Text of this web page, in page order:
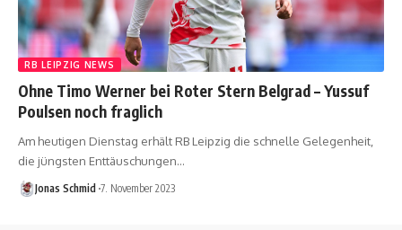
RB LEIPZIG NEWS
Ohne Timo Werner bei Roter Stern Belgrad – Yussuf
Poulsen noch fraglich
Am heutigen Dienstag erhält RB Leipzig die schnelle Gelegenheit,
die jüngsten Enttäuschungen…
Jonas Schmid 7. November 2023